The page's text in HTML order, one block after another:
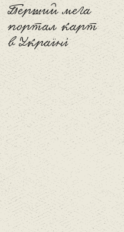
Перший мега
портал карт
в Україні